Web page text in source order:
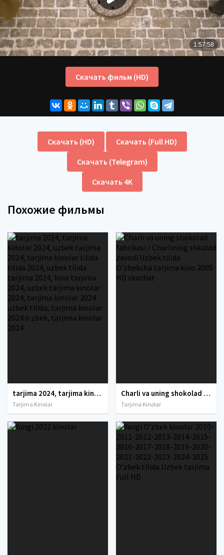
Скачать фильм (HD)
Скачать (HD)
Скачать (Full HD)
Скачать (Telegram)
Скачать 4K
Похожие фильмы
tarjima 2024, tarjima kinolar 2024, uzbek tarjima 2024, tarjima kinolar tilida tilida 2024, uzbek tilida tarjima 2024, kino tarjima 2024, uzbek tarjima kinolar 2024, tarjima kinolar 2024 uzbek tilida, tarjima kinolar 2024 o zbek, tarjima kinolar 2024
Tarjima Kinolar
Charli va uning shokolad fabrikasi / Charlining shkalad zavodi Uzbek tilida O'zbekcha tarjima kino 2005 HD skachat
Tarjima Kinolar